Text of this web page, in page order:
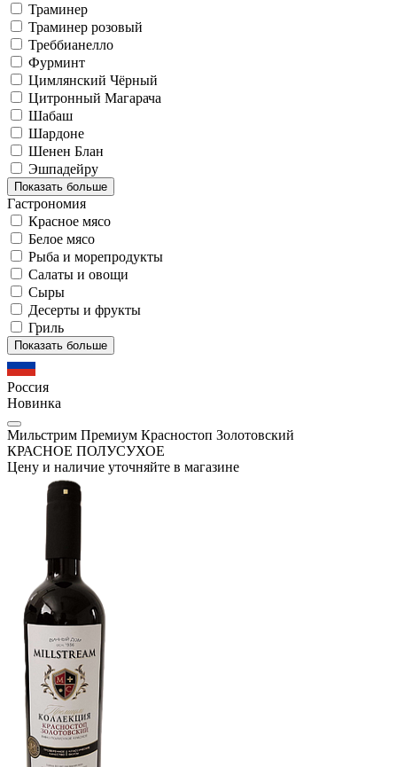
Траминер
Траминер розовый
Треббианелло
Фурминт
Цимлянский Чёрный
Цитронный Магарача
Шабаш
Шардоне
Шенен Блан
Эшпадейру
Показать больше
Гастрономия
Красное мясо
Белое мясо
Рыба и морепродукты
Салаты и овощи
Сыры
Десерты и фрукты
Гриль
Показать больше
Россия
Новинка
Мильстрим Премиум Красностоп Золотовский
КРАСНОЕ ПОЛУСУХОЕ
Цену и наличие уточняйте в магазине